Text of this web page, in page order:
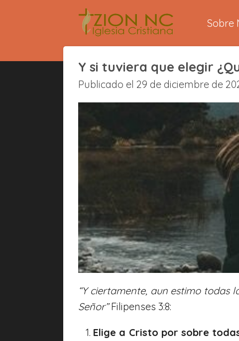
principal
Sobre
Y si tuviera que elegir
Publicado el 29 de diciembre de
“Y ciertamente, aun estimo todas
Señor”Filipenses 3:8:
Elige a Cristo por sobre